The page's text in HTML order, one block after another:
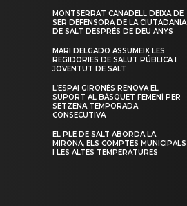
MONTSERRAT CANADELL DEIXA DE
SER DEFENSORA DE LA CIUTADANIA
DE SALT DESPRÉS DE DEU ANYS
MARI DELGADO ASSUMEIX LES
REGIDORIES DE SALUT PÚBLICA I
JOVENTUT DE SALT
L’ESPAI GIRONÈS RENOVA EL
SUPORT AL BÀSQUET FEMENÍ PER
SETZENA TEMPORADA
CONSECUTIVA
EL PLE DE SALT ABORDA LA
MIRONA, ELS COMPTES MUNICIPALS
I LES ALTES TEMPERATURES